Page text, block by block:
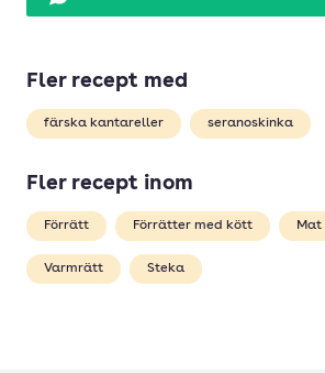
Fler recept med
färska kantareller seranoskinka
Fler recept inom
Förrätt Förrätter med kött Mat
Varmrätt Steka